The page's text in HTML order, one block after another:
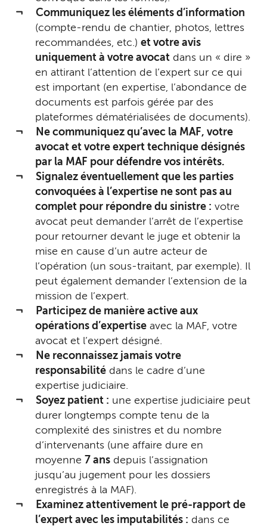
Communiquez les éléments d’information
(compte-rendu de chantier, photos, lettres
recommandées, etc.) et votre avis
uniquement à votre avocatdans un « dire »
en attirant l’attention de l’expert sur ce qui
est important (en expertise, l’abondance de
documents est parfois gérée par des
plateformes dématérialisées de documents).
Ne communiquez qu’avec la MAF, votre
avocat et votre expert technique désignés
par la MAF pour défendre vos intérêts.
Signalez éventuellement que les parties
convoquées à l’expertise ne sont pas au
complet pour répondre du sinistre : votre
avocat peut demander l’arrêt de l’expertise
pour retourner devant le juge et obtenir la
mise en cause d’un autre acteur de
l’opération (un sous-traitant, par exemple). Il
peut également demander l’extension de la
mission de l’expert.
Participez de manière active aux
opérations d’expertiseavec la MAF, votre
avocat et l’expert désigné.
Ne reconnaissez jamais votre
responsabilitédans le cadre d’une
expertise judiciaire.
Soyez patient : une expertise judiciaire peut
durer longtemps compte tenu de la
complexité des sinistres et du nombre
d’intervenants (une affaire dure en
moyenne 7 ansdepuis l’assignation
jusqu’au jugement pour les dossiers
enregistrés à la MAF).
Examinez attentivement le pré-rapport de
l’expert avec les imputabilités : dans ce